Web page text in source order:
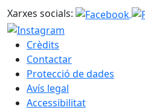
Xarxes socials:
Crèdits
Contactar
Protecció de dades
Avís legal
Accessibilitat